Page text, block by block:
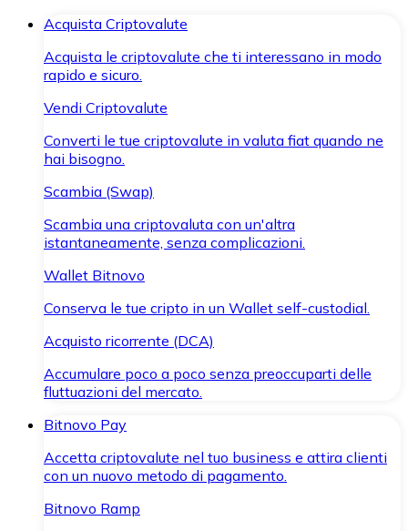
Acquista Criptovalute
Acquista le criptovalute che ti interessano in modo
rapido e sicuro.
Vendi Criptovalute
Converti le tue criptovalute in valuta fiat quando ne
hai bisogno.
Scambia (Swap)
Scambia una criptovaluta con un'altra
istantaneamente, senza complicazioni.
Wallet Bitnovo
Conserva le tue cripto in un Wallet self-custodial.
Acquisto ricorrente (DCA)
Accumulare poco a poco senza preoccuparti delle
fluttuazioni del mercato.
Bitnovo Pay
Accetta criptovalute nel tuo business e attira clienti
con un nuovo metodo di pagamento.
Bitnovo Ramp